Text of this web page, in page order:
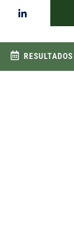
RESULTADOS